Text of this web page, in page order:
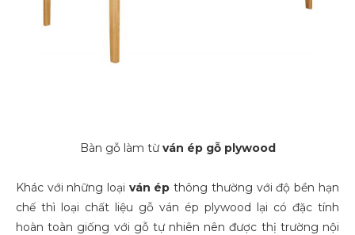
Bàn gỗ làm từván ép gỗ plywood
Khác với những loại ván ép thông thường với độ bền hạn
chế thì loại chất liệu gỗ ván ép plywood lại có đặc tính
hoàn toàn giống với gỗ tự nhiên nên được thị trường nội